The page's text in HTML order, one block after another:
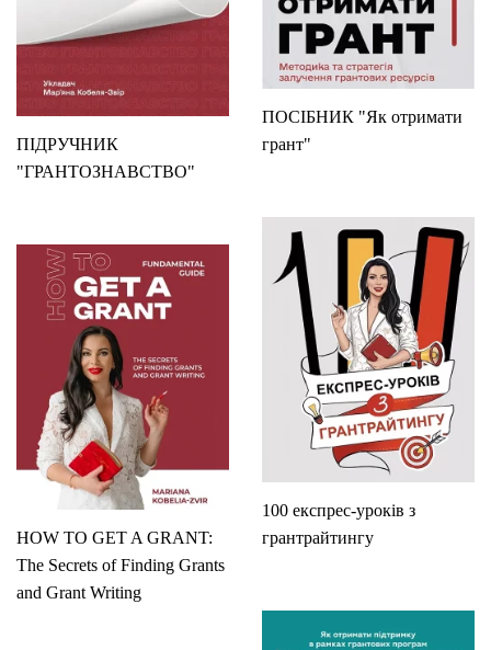
ПОСІБНИК "Як отримати
грант"
ПІДРУЧНИК
"ГРАНТОЗНАВСТВО"
100 експрес-уроків з
грантрайтингу
HOW TO GET A GRANT:
The Secrets of Finding Grants
and Grant Writing